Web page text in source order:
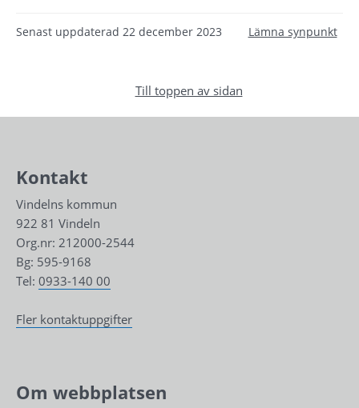
Senast uppdaterad 22 december 2023 Lämna synpunkt
Till toppen av sidan
Kontakt
Vindelns kommun
922 81 Vindeln
Org.nr: 212000-2544
Bg: 595-9168
Tel: 0933-140 00
Fler kontaktuppgifter
Om webbplatsen